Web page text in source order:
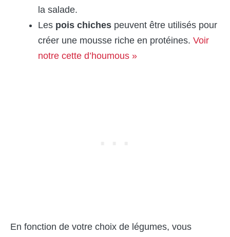
la salade.
Les pois chiches peuvent être utilisés pour
créer une mousse riche en protéines. Voir
notre cette d’houmous »
En fonction de votre choix de légumes, vous